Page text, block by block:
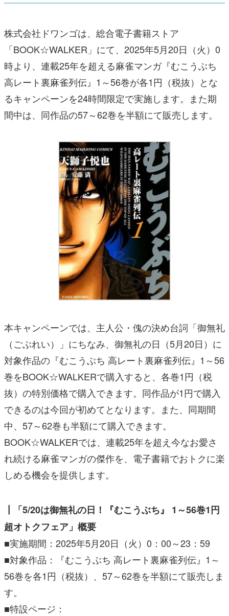
株式会社ドワンゴは、総合電子書籍ストア
「BOOK☆WALKER」にて、2025年5月20日（火）0
時より、連載25年を超える麻雀マンガ『むこうぶち
高レート裏麻雀列伝』1～56巻が各1円（税抜）とな
るキャンペーンを24時間限定で実施します。また期
間中は、同作品の57～62巻を半額にて販売します。
本キャンペーンでは、主人公・傀の決め台詞「御無礼
（ごぶれい）」にちなみ、御無礼の日（5月20日）に
対象作品の『むこうぶち 高レート裏麻雀列伝』1～56
巻をBOOK☆WALKERで購入すると、各巻1円（税
抜）の特別価格で購入できます。同作品が1円で購入
できるのは今回が初めてとなります。また、同期間
中、57～62巻も半額にて購入できます。
BOOK☆WALKERでは、連載25年を超え今なお愛さ
れ続ける麻雀マンガの傑作を、電子書籍でおトクに楽
しめる機会を提供します。
┃「5/20は御無礼の日！『むこうぶち』 1～56巻1円
超オトクフェア」概要
■実施期間：2025年5月20日（火）0：00～23：59
■対象作品：『むこうぶち 高レート裏麻雀列伝』1～
56巻を各1円（税抜）、57～62巻を半額にて販売しま
す。
■特設ページ：